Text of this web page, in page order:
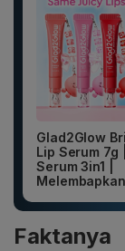
Glad2Glow
Lip Serum 7g
Serum 3in1 |
Faktanya